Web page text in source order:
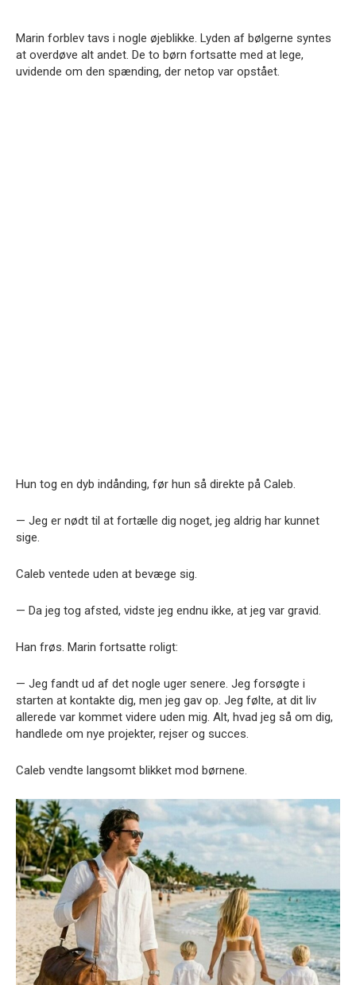
Marin forblev tavs i nogle øjeblikke. Lyden af bølgerne syntes
at overdøve alt andet. De to børn fortsatte med at lege,
uvidende om den spænding, der netop var opstået.
Hun tog en dyb indånding, før hun så direkte på Caleb.
— Jeg er nødt til at fortælle dig noget, jeg aldrig har kunnet
sige.
Caleb ventede uden at bevæge sig.
— Da jeg tog afsted, vidste jeg endnu ikke, at jeg var gravid.
Han frøs. Marin fortsatte roligt:
— Jeg fandt ud af det nogle uger senere. Jeg forsøgte i
starten at kontakte dig, men jeg gav op. Jeg følte, at dit liv
allerede var kommet videre uden mig. Alt, hvad jeg så om dig,
handlede om nye projekter, rejser og succes.
Caleb vendte langsomt blikket mod børnene.